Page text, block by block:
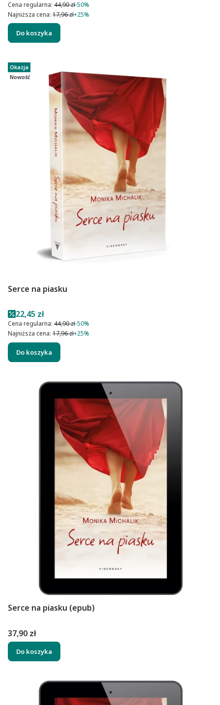
Cena regularna: 44,90 zł-50%
Najniższa cena: 17,96 zł+25%
Do koszyka
Okazja
Nowość
Serce na piasku
Cena promocyjna
22,45 zł
Cena regularna: 44,90 zł-50%
Najniższa cena: 17,96 zł+25%
Do koszyka
Serce na piasku (epub)
Cena
37,90 zł
Do koszyka